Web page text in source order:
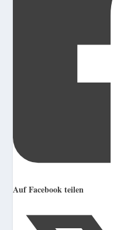
Auf Facebook teilen